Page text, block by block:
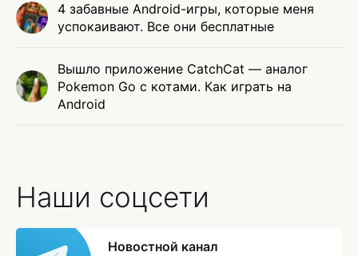
4 забавные Android-игры, которые меня
успокаивают. Все они бесплатные
Вышло приложение CatchCat — аналог
Pokemon Go с котами. Как играть на
Android
Наши соцсети
Новостной канал